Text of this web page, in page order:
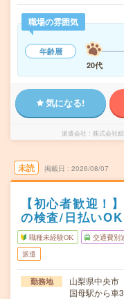
職場の雰囲気
年齢層
20代
気になる!
派遣会社 株式会社
未読 掲載日 2026/08/07
【初心者歓迎！
の検査/日払いOK
職種未経験OK 交通費別
派遣
勤務地
山梨県中央市
国母駅から車